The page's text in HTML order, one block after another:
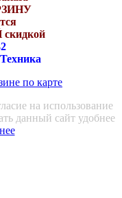
на использование
данный сайт удобнее